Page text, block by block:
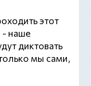
этот
- наше
диктовать
мы сами,